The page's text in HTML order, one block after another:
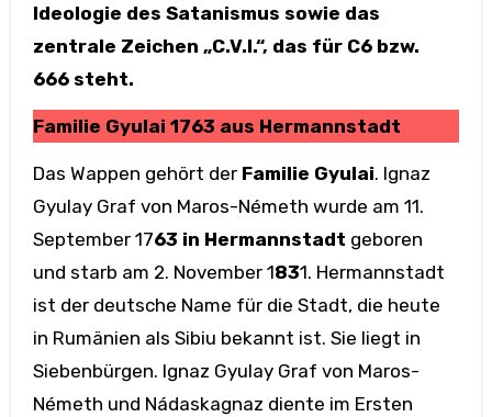
Ideologie des Satanismus sowie das
zentrale Zeichen „C.V.I.“, das für C6 bzw.
666 steht.
Familie Gyulai 1763 aus Hermannstadt
Das Wappen gehört derFamilie Gyulai. Ignaz
Gyulay Graf von Maros-Németh wurde am 11.
September 1763 in Hermannstadt geboren
und starb am 2. November 1831. Hermannstadt
ist der deutsche Name für die Stadt, die heute
in Rumänien als Sibiu bekannt ist. Sie liegt in
Siebenbürgen. Ignaz Gyulay Graf von Maros-
Németh und Nádaskagnaz diente im Ersten